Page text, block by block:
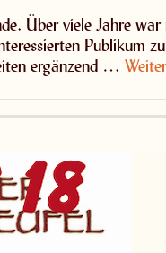
Über viele Jahre war
Publikum
ergänzend …